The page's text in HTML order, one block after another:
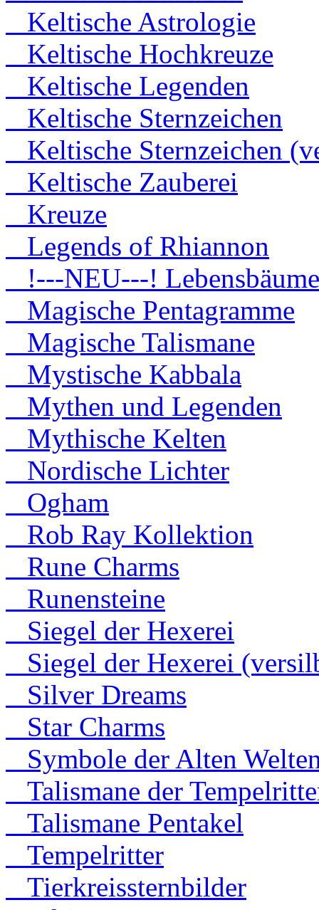
Keltische Astrologie
Keltische Hochkreuze
Keltische Legenden
Keltische Sternzeichen
Keltische Sternzeichen
Keltische Zauberei
Kreuze
Legends of Rhiannon
!---NEU---! Lebensbäume
Magische Pentagramme
Magische Talismane
Mystische Kabbala
Mythen und Legenden
Mythische Kelten
Nordische Lichter
Ogham
Rob Ray Kollektion
Rune Charms
Runensteine
Siegel der Hexerei
Siegel der Hexerei
Silver Dreams
Star Charms
Symbole der Alten
Talismane der
Talismane Pentakel
Tempelritter
Tierkreissternbilder